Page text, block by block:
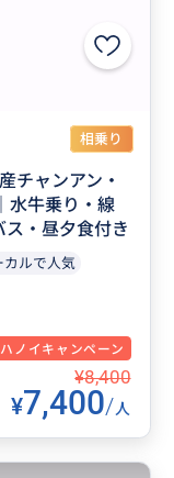
相乗り
チャンアン・
水牛乗り・線
・昼夕食付き
カルで人気
ハノイキャンペーン
¥8,400
¥7,400/人